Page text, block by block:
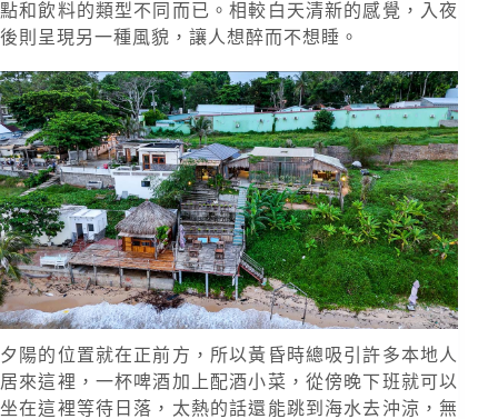
點和飲料的類型不同而已。相較白天清新的感覺，入夜
後則呈現另一種風貌，讓人想醉而不想睡。
夕陽的位置就在正前方，所以黃昏時總吸引許多本地人
居來這裡，一杯啤酒加上配酒小菜，從傍晚下班就可以
坐在這裡等待日落，太熱的話還能跳到海水去沖涼，無